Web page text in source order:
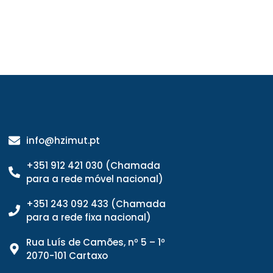
info@hzimut.pt
+351 912 421 030 (Chamada
para a rede móvel nacional)
+351 243 092 433 (Chamada
para a rede fixa nacional)
Rua Luís de Camões, nº 5 – 1º
2070-101 Cartaxo